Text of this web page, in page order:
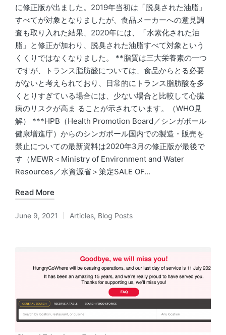
に修正版が出ました。2019年当初は「脱臭された油脂」
すべてが対象となりましたが、食品メーカーへの意見調
査も取り入れた結果、2020年には、「水素化された油
脂」と修正が加わり、脱臭された油脂すべて対象という
くくりではなくなりました。 **脂質は三大栄養素の一つ
ですが、トランス脂肪酸については、食品からとる必要
がないと考えられており、日常的にトランス脂肪酸を多
くとりすぎている場合には、少ない場合と比較して心臓
病のリスクが高ま ることが示されています。（WHO見
解） ***HPB（Health Promotion Board／シンガポール
健康増進庁）からのシンガポール国内での製造・販売を
禁止についての最新資料は2020年3月の修正版が最後で
す（MEWR＜Ministry of Environment and Water
Resources／水資源省＞策定SALE OF...
Read More
June 9, 2021
Posted
Articles, Blog Posts